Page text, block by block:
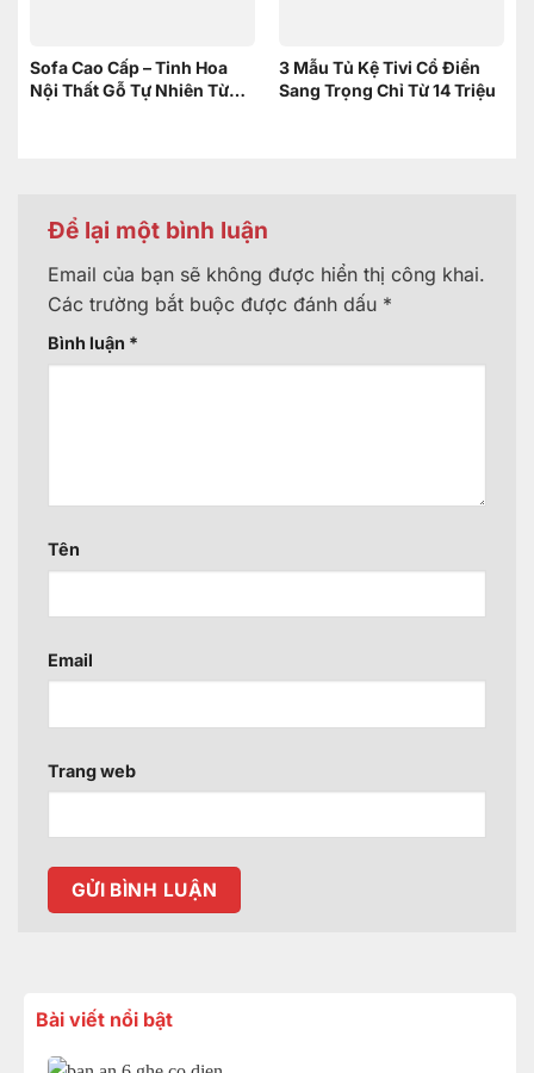
Sofa Cao Cấp – Tinh Hoa
Nội Thất Gỗ Tự Nhiên Từ
3 Mẫu Tủ Kệ Tivi Cổ Điển
Sang Trọng Chỉ Từ 14 Triệu
Để lại một bình luận
Email của bạn sẽ không được hiển thị công khai.
Các trường bắt buộc được đánh dấu *
Bình luận *
Tên
Email
Trang web
Bài viết nổi bật